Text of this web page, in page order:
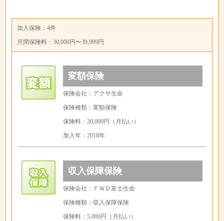
加入保険：4件
月間保険料：30,000円〜39,999円
変額保険
保険会社：アクサ生命
保険種類：変額保険
保険料：20,000円（月払い）
加入年：2018年
収入保障保険
保険会社：ＦＷＤ富士生命
保険種類：収入保障保険
保険料：5,000円（月払い）